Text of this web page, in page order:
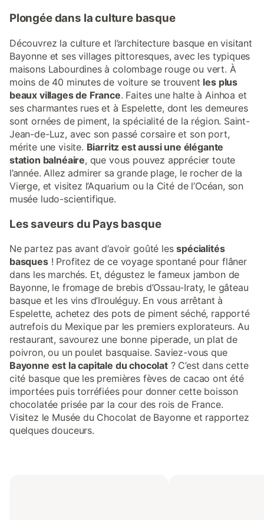
Plongée dans la culture basque
Découvrez la culture et l’architecture basque en visitant
Bayonne et ses villages pittoresques, avec les typiques
maisons Labourdines à colombage rouge ou vert. À
moins de 40 minutes de voiture se trouvent les plus
beaux villages de France. Faites une halte à Ainhoa et
ses charmantes rues et à Espelette, dont les demeures
sont ornées de piment, la spécialité de la région. Saint-
Jean-de-Luz, avec son passé corsaire et son port,
mérite une visite. Biarritz est aussi une élégante
station balnéaire, que vous pouvez apprécier toute
l’année. Allez admirer sa grande plage, le rocher de la
Vierge, et visitez l’Aquarium ou la Cité de l’Océan, son
musée ludo-scientifique.
Les saveurs du Pays basque
Ne partez pas avant d’avoir goûté lesspécialités
basques! Profitez de ce voyage spontané pour flâner
dans les marchés. Et, dégustez le fameux jambon de
Bayonne, le fromage de brebis d’Ossau-Iraty, le gâteau
basque et les vins d’Irouléguy. En vous arrêtant à
Espelette, achetez des pots de piment séché, rapporté
autrefois du Mexique par les premiers explorateurs. Au
restaurant, savourez une bonne piperade, un plat de
poivron, ou un poulet basquaise. Saviez-vous que
Bayonne est la capitale du chocolat? C’est dans cette
cité basque que les premières fèves de cacao ont été
importées puis torréfiées pour donner cette boisson
chocolatée prisée par la cour des rois de France.
Visitez le Musée du Chocolat de Bayonne et rapportez
quelques douceurs.